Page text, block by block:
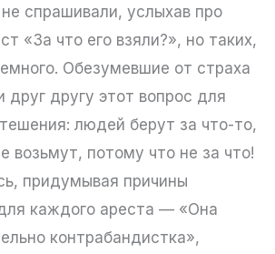
спрашивали, услыхав про
«За что его взяли?», но таких,
Обезумевшие от страха
другу этот вопрос для
людей берут за что-то,
возьмут, потому что не за что!
придумывая причины
каждого ареста — «Она
контрабандистка»,